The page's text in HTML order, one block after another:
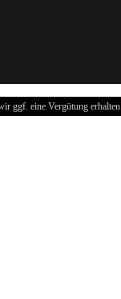
ggf. eine Vergütung erhalten.